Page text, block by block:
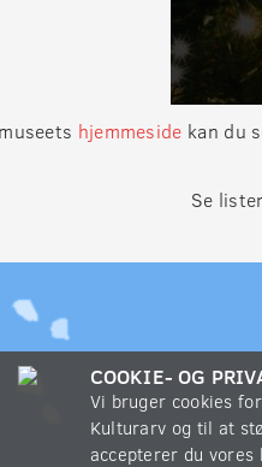
hjemmeside kan du
Se
COOKIE- OG
Vi bruger cookies
Kulturarv og til at
accepterer du vores